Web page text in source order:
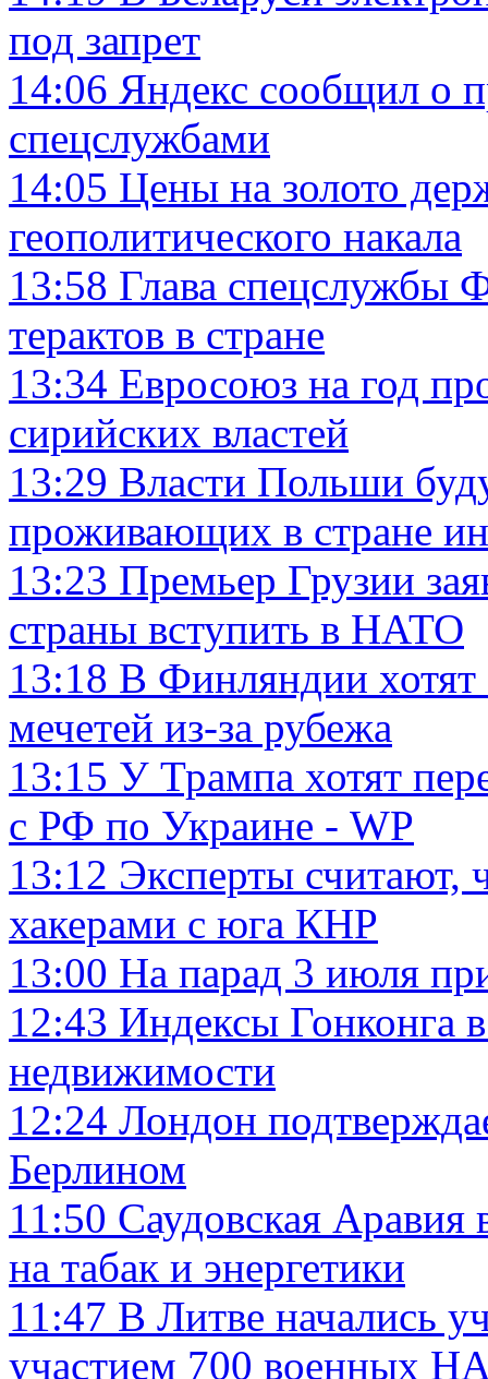
под запрет
14:06 Яндекс сообщил о
спецслужбами
14:05 Цены на золото
геополитического накала
13:58 Глава спецслужбы
терактов в стране
13:34 Евросоюз на год
сирийских властей
13:29 Власти Польши
проживающих в стране
13:23 Премьер Грузии
страны вступить в НАТО
13:18 В Финляндии хотят
мечетей из-за рубежа
13:15 У Трампа хотят
с РФ по Украине - WP
13:12 Эксперты считают,
хакерами с юга КНР
13:00 На парад 3 июля
12:43 Индексы Гонконга
недвижимости
12:24 Лондон
Берлином
11:50 Саудовская Аравия
на табак и энергетики
11:47 В Литве начались
участием 700 военных